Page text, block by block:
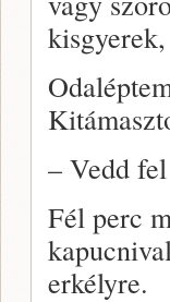
– Vedd
Fél perc
erkélyre.